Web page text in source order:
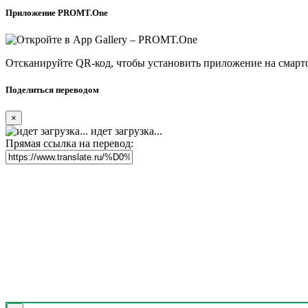
Приложение PROMT.One
Отсканируйте QR-код, чтобы установить приложение на
Поделиться переводом
×
идет загрузка...
Прямая ссылка на перевод: